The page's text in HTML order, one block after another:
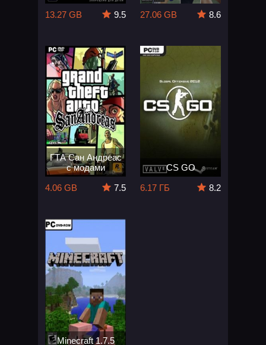
13.27 GB
9.5
27.06 GB
8.6
ГТА Сан Андреас
с модами
4.06 GB
7.5
CS GO
6.17 ГБ
8.2
Minecraft 1.7.5